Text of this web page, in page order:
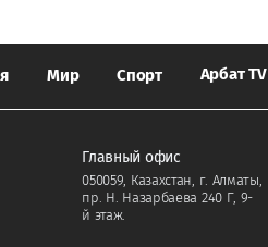
Мир Спорт Арбат TV
Главный офис
050059, Казахстан, г. Алматы,
пр. Н. Назарбаева 240 Г, 9-
й этаж.